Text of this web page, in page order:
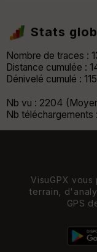
Stats
Nombre de traces :
Distance cumulée :
Dénivelé cumulé :
Nb vu : 2204
Nb
VisuGPX
terrain,
GPS